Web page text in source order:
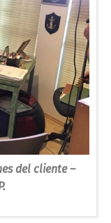
del cliente –